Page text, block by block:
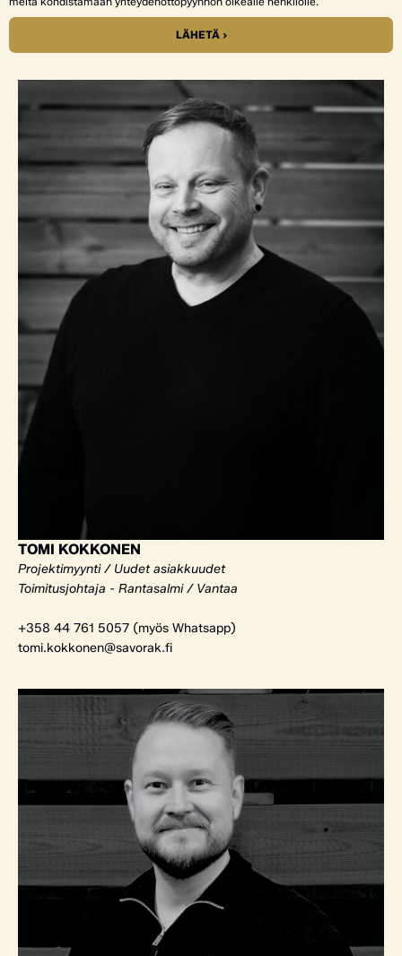
LÄHETÄ ›
TOMI KOKKONEN
Projektimyynti / Uudet asiakkuudet
Toimitusjohtaja - Rantasalmi / Vantaa
+358 44 761 5057 (myös Whatsapp)
tomi.kokkonen@savorak.fi